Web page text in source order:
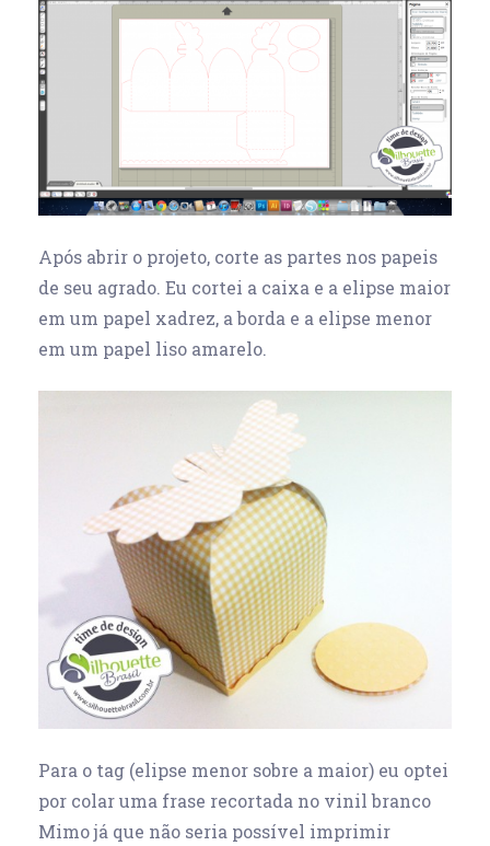
Após abrir o projeto, corte as partes nos papeis
de seu agrado. Eu cortei a caixa e a elipse maior
em um papel xadrez, a borda e a elipse menor
em um papel liso amarelo.
Para o tag (elipse menor sobre a maior) eu optei
por colar uma frase recortada no vinil branco
Mimo já que não seria possível imprimir